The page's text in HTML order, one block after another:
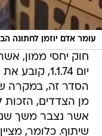
עומר אדם יוזמן לחתונה
חוק יחסי ממון,
יום 1.1.74,
הסדר זה, במקרה
מן הצדדים,
אשר נצבר משך
שיתוף. כלומר, מציין